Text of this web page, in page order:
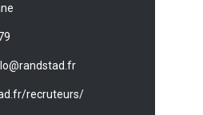
recruteurs/